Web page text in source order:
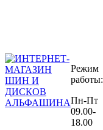
Режим
работы:
Пн-Пт
09.00-
18.00